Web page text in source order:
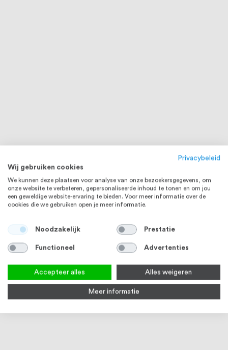
RVS 304 RVS 304
Privacybeleid
Wij gebruiken cookies
We kunnen deze plaatsen voor analyse van onze bezoekersgegevens, om
onze website te verbeteren, gepersonaliseerde inhoud te tonen en om jou
een geweldige website-ervaring te bieden. Voor meer informatie over de
cookies die we gebruiken open je meer informatie.
Noodzakelijk Prestatie
Functioneel Advertenties
Accepteer alles Alles weigeren
Meer informatie